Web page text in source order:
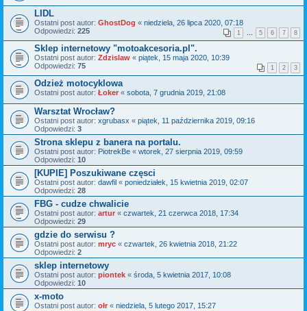
LIDL
Ostatni post autor: GhostDog « niedziela, 26 lipca 2020, 07:18
Odpowiedzi: 225 1 … 5 6 7 8
Sklep internetowy "motoakcesoria.pl".
Ostatni post autor: Zdzislaw « piątek, 15 maja 2020, 10:39
Odpowiedzi: 75 1 2 3
Odzież motocyklowa
Ostatni post autor: Łoker « sobota, 7 grudnia 2019, 21:08
Warsztat Wrocław?
Ostatni post autor: xgrubasx « piątek, 11 października 2019, 09:16
Odpowiedzi: 3
Strona sklepu z banera na portalu.
Ostatni post autor: PiotrekBe « wtorek, 27 sierpnia 2019, 09:59
Odpowiedzi: 10
[KUPIE] Poszukiwane częsci
Ostatni post autor: dawfil « poniedziałek, 15 kwietnia 2019, 02:07
Odpowiedzi: 28
FBG - cudze chwalicie
Ostatni post autor: artur « czwartek, 21 czerwca 2018, 17:34
Odpowiedzi: 29
gdzie do serwisu ?
Ostatni post autor: mryc « czwartek, 26 kwietnia 2018, 21:22
Odpowiedzi: 2
sklep internetowy
Ostatni post autor: piontek « środa, 5 kwietnia 2017, 10:08
Odpowiedzi: 10
x-moto
Ostatni post autor: ołr « niedziela, 5 lutego 2017, 15:27